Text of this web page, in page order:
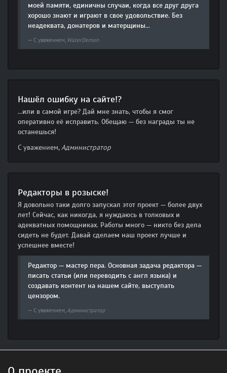
моей памяти, единичны случаи, когда все друг друга
хорошо знают и играют в свое удовольствие. Без
неадеквата, донатеров и матерщины...
С уважением, WaterDemon
Нашёл ошибку на сайте!?
...или в самой игре? Дай мне знать, чтобы я смог
оперативно её исправить. Обещаю — без награды ты не
останешься!
С уважением,Администратор
Редакторы в розыске!
Я довольно таки долго запускал этот проект — более двух
лет! Сейчас, как никогда, я нуждаюсь в толковых и
адекватных помощниках. Работы много — никто без дела
сидеть не будет. Давай сделаем наш проект лучше и
успешнее вместе!
Редактор — мастер пера. Основная задача редактора —
писать статьи (или переводить с англ языка) и
создавать контент на нашем сайте, выступать
цензором.
С уважением,Администратор